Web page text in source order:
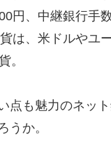
円、中継銀行手
は、米ドルやユ
。
点も魅力のネッ
うか。